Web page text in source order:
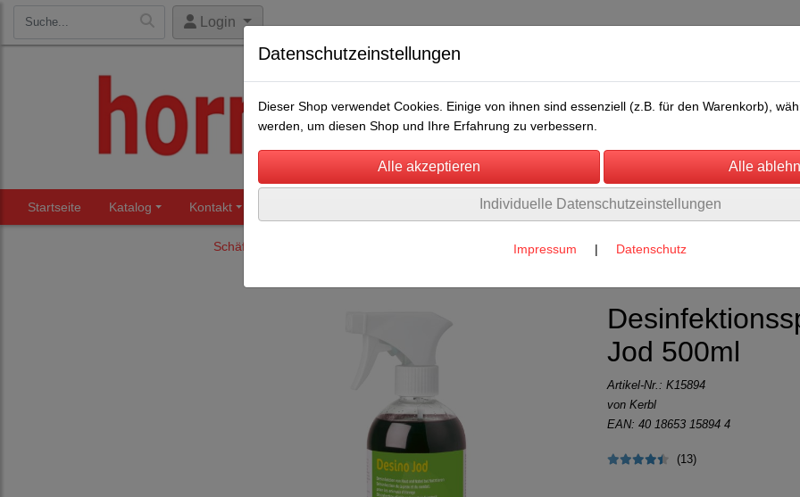
Login
Startseite Katalog Kontakt Über uns Umwelt Rechtliches
Schäfereibedarf
Jod 500ml
Artikel-Nr.: K15894
von Kerbl
EAN: 40 18653 15894 4
(13)
Datenschutzeinstellungen
Dieser Shop verwendet Cookies. Einige von ihnen sind essenziell (z.B. für den Warenkorb),
werden, um diesen Shop und Ihre Erfahrung zu verbessern.
Individuelle Datenschutzeinstellungen
Impressum | Datenschutz